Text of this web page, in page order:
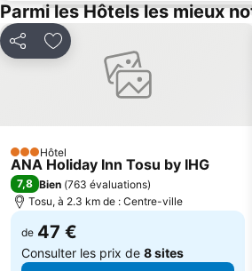
Parmi les Hôtels les mieux
PartagerAjouter à mes favoris
3 Étoiles
Hôtel
ANA Holiday Inn Tosu by IHG
7,8 Bien (763 évaluations)
Tosu, à 2.3 km de : Centre-ville
de 47 €
Consulter les prix de 8 sites